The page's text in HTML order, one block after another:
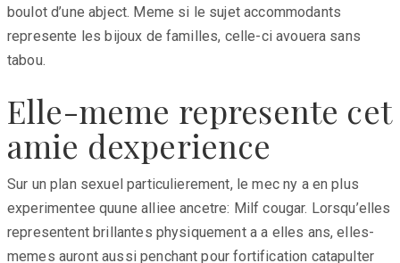
boulot d’une abject. Meme si le sujet accommodants
represente les bijoux de familles, celle-ci avouera sans
tabou.
Elle-meme represente cet
amie dexperience
Sur un plan sexuel particulierement, le mec ny a en plus
experimentee quune alliee ancetre: Milf cougar. Lorsqu’elles
representent brillantes physiquement a a elles ans, elles-
memes auront aussi penchant pour fortification catapulter